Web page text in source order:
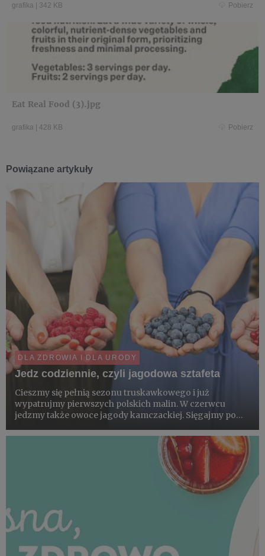
grafika | 342 KB Pobierz
Eat Real Food (3).jpg
grafika | 428 KB Pobierz
Powiązane artykuły
DLA ZDROWIA I DLA URODY
Jedz codziennie, czyli jagodowa sztafeta
Cieszmy się pełnią sezonu truskawkowego i już
wypatrujmy pierwszych polskich malin. W czerwcu
jedzmy także owoce jagody kamczackiej. Sięgajmy po
filiżankę owoców jagodowych, dostępnych w Polsce